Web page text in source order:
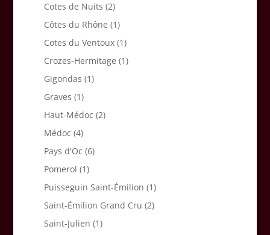
Cotes de Nuits (2)
Côtes du Rhône (1)
Cotes du Ventoux (1)
Crozes-Hermitage (1)
Gigondas (1)
Graves (1)
Haut-Médoc (2)
Médoc (4)
Pays d'Oc (6)
Pomerol (1)
Puisseguin Saint-Émilion (1)
Saint-Émilion Grand Cru (2)
Saint-Julien (1)